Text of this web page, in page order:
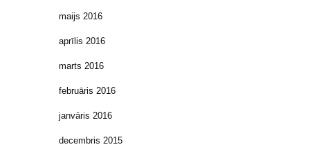
maijs 2016
aprīlis 2016
marts 2016
februāris 2016
janvāris 2016
decembris 2015